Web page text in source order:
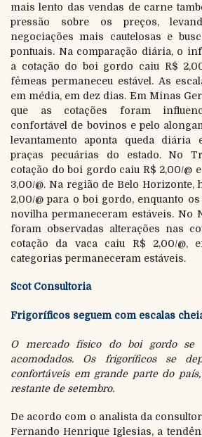
mais lento das vendas de carne
pressão sobre os preços,
negociações mais cautelosas e
pontuais. Na comparação diária, o
a cotação do boi gordo caiu R$
fêmeas permaneceu estável. As
em média, em dez dias. Em Minas
que as cotações foram
confortável de bovinos e pelo
levantamento aponta queda diária
praças pecuárias do estado. No
cotação do boi gordo caiu R$ 2,00/@
3,00/@. Na região de Belo Horizonte,
2,00/@ para o boi gordo, enquanto
novilha permaneceram estáveis. No
foram observadas alterações nas
cotação da vaca caiu R$ 2,00/@,
categorias permaneceram estáveis.
Scot Consultoria
Frigoríficos seguem com escalas
O mercado físico do boi gordo se
acomodados. Os frigoríficos se
confortáveis em grande parte do
restante de setembro.
De acordo com o analista da
Fernando Henrique Iglesias, a